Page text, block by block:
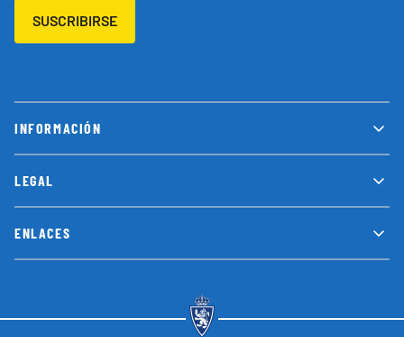
INFORMACIÓN
LEGAL
ENLACES
SUSCRIBIRSE